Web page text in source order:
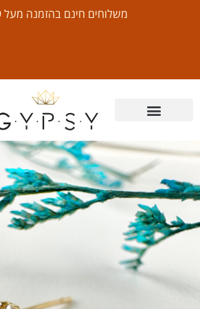
משלוחים חינם בהזמנה מעל 499 שח